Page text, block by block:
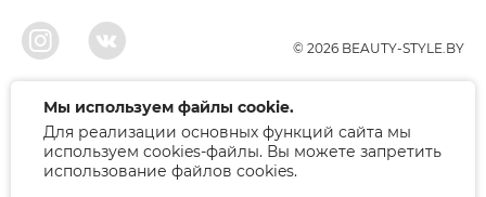
© 2026 BEAUTY-STYLE.BY
ООО"БЬЮТИ", УНП 291022671, Свидельство о регистрации 05.10.2010
Брестским районым исполнительным комитетом. Регистрация в торговом
реестре 12.01.2018, номер 402445.
Беларусь, Брест, ул. Лейтенанта Рябцева 75
Режим работы: 9.00-17.00. Контакт: +375 (33) 379-10-80
Мы используем файлы cookie.
Для реализации основных функций сайта мы
используем cookies-файлы. Вы можете запретить
использование файлов cookies.